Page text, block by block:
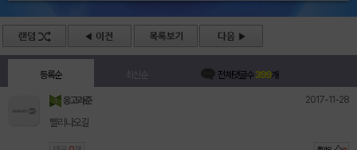
등록순 최신순 전체댓글수399개
응고라준 2017-11-28
빨리나오길